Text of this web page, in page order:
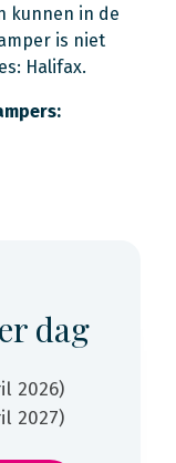
kunnen in de
is niet
Halifax.
dag
2026)
2027)